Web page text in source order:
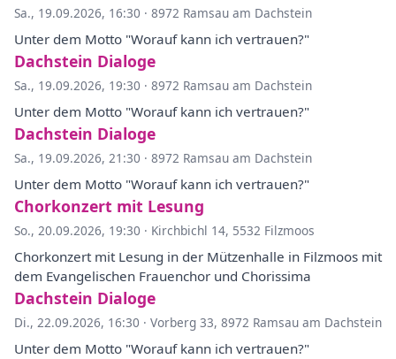
Sa., 19.09.2026, 16:30 · 8972 Ramsau am Dachstein
Unter dem Motto "Worauf kann ich vertrauen?"
Dachstein Dialoge
Sa., 19.09.2026, 19:30 · 8972 Ramsau am Dachstein
Unter dem Motto "Worauf kann ich vertrauen?"
Dachstein Dialoge
Sa., 19.09.2026, 21:30 · 8972 Ramsau am Dachstein
Unter dem Motto "Worauf kann ich vertrauen?"
Chorkonzert mit Lesung
So., 20.09.2026, 19:30 · Kirchbichl 14, 5532 Filzmoos
Chorkonzert mit Lesung in der Mützenhalle in Filzmoos mit
dem Evangelischen Frauenchor und Chorissima
Dachstein Dialoge
Di., 22.09.2026, 16:30 · Vorberg 33, 8972 Ramsau am Dachstein
Unter dem Motto "Worauf kann ich vertrauen?"